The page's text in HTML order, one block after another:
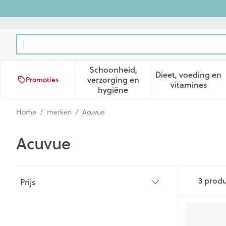
Product, merk, categorie...
Promoties
Schoonheid,
verzorging en
hygiëneToon submenu voor
Dieet, voeding en
vitamines
Toon
Home / merken / Acuvue
Acuvue
Prijs
3